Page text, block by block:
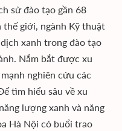
sử đào tạo gần 68
thế giới, ngành Kỹ thuật
xanh trong đào tạo
Nắm bắt được xu
nghiên cứu các
tìm hiểu sâu về xu
lượng xanh và năng
Hà Nội có buổi trao